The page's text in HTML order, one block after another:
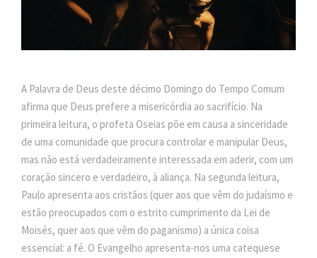
A Palavra de Deus deste décimo Domingo do Tempo Comum
afirma que Deus prefere a misericórdia ao sacrifício. Na
primeira leitura, o profeta Oseias põe em causa a sinceridade
de uma comunidade que procura controlar e manipular Deus,
mas não está verdadeiramente interessada em aderir, com um
coração sincero e verdadeiro, à aliança. Na segunda leitura,
Paulo apresenta aos cristãos (quer aos que vêm do judaísmo e
estão preocupados com o estrito cumprimento da Lei de
Moisés, quer aos que vêm do paganismo) a única coisa
essencial: a fé. O Evangelho apresenta-nos uma catequese